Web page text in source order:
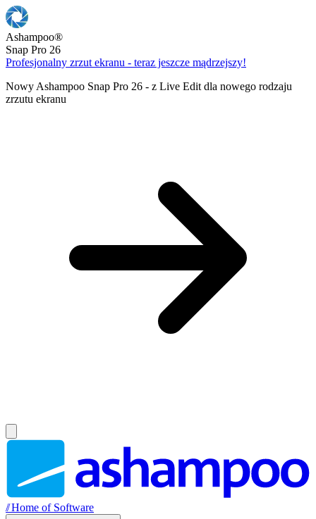
Ashampoo®
Snap Pro 26
Profesjonalny zrzut ekranu - teraz jeszcze mądrzejszy!
Nowy Ashampoo Snap Pro 26 - z Live Edit dla nowego rodzaju
zrzutu ekranu
//Home of Software